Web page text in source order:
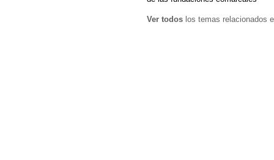
Ver todos los temas relacionados